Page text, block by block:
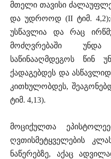
მთელი თავისი
და უდროოდ (II ტიმ.
უსწავლია და რაც
მოძღვრებაში
საწინააღმდეგოს წინ
ქადაგებდეს და
კითხულობდეს,
ტიმ. 4,13).
მოციქულთა
ღვთისმეტყველების
ნაწერებზე, აქაც